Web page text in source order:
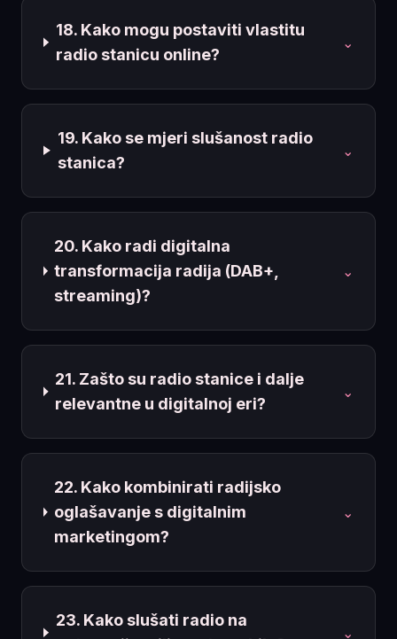
18. Kako mogu postaviti vlastitu
radio stanicu online?
⌄
19. Kako se mjeri slušanost radio
stanica?
⌄
20. Kako radi digitalna
transformacija radija (DAB+,
streaming)?
⌄
21. Zašto su radio stanice i dalje
relevantne u digitalnoj eri?
⌄
22. Kako kombinirati radijsko
oglašavanje s digitalnim
marketingom?
⌄
23. Kako slušati radio na
⌄